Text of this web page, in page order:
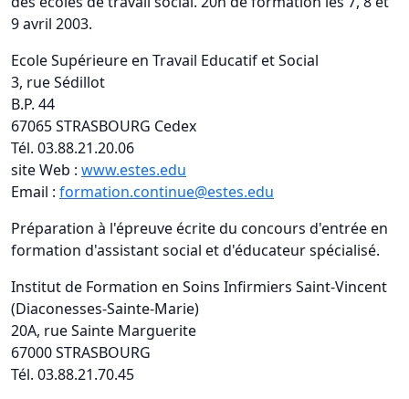
9 avril 2003.
Ecole Supérieure en Travail Educatif et Social
3, rue Sédillot
B.P. 44
67065 STRASBOURG Cedex
Tél. 03.88.21.20.06
site Web : www.estes.edu
Email : formation.continue@estes.edu
Préparation à l'épreuve écrite du concours d'entrée en
formation d'assistant social et d'éducateur spécialisé.
Institut de Formation en Soins Infirmiers Saint-Vincent
(Diaconesses-Sainte-Marie)
20A, rue Sainte Marguerite
67000 STRASBOURG
Tél. 03.88.21.70.45